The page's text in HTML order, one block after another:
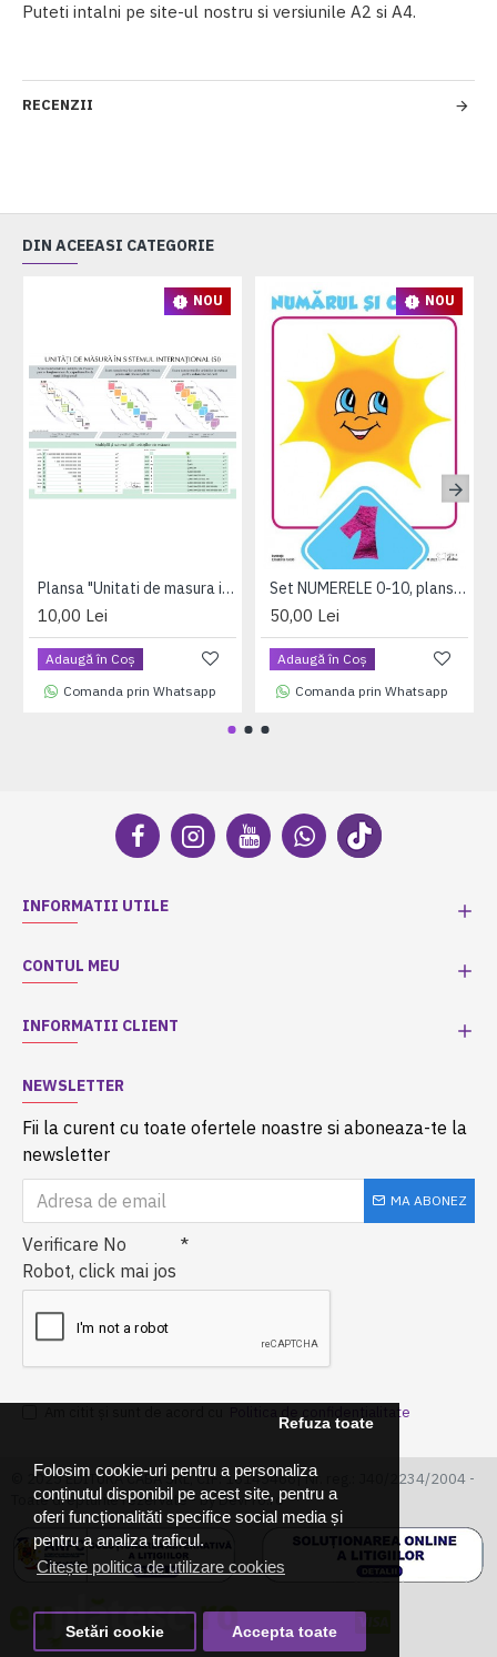
Folosim cookie-uri pentru a personaliza
conținutul disponibil pe acest site, pentru a
oferi funcționalităti specifice social media și
pentru a analiza traficul.
Citește politica de utilizare cookies
Refuza toate
Setări cookie Accepta toate
Puteti intalni pe site-ul nostru si versiunile A2 si A4.
RECENZII
DIN ACEEASI CATEGORIE
NOU
Plansa "Unitati de masura in sistemul international" A3 (plastifiata cu 2 benzi magnetice pe verso)
10,00 Lei
Adaugă în Coş
Comanda prin Whatsapp
NOU
Set NUMERELE 0-10, planse format A3, plastifiate (+1 folie magnetica dreptunghiulara cadou)
50,00 Lei
Adaugă în Coş
Comanda prin Whatsapp
INFORMATII UTILE
CONTUL MEU
INFORMATII CLIENT
NEWSLETTER
Fii la curent cu toate ofertele noastre si aboneaza-te la
newsletter
MA ABONEZ
Verificare No
Robot, click mai jos
Politica de confidentialitate
© 2025 EDITURA CABA SRL, CIF: 16145466| Nr. reg.: J40/2234/2004 -
Toate drepturile rezervate - by DevPro.ro